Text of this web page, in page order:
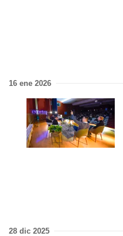
16 ene 2026
28 dic 2025